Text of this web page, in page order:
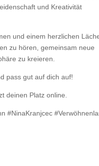
und Kreativität
und einem herzlichen
zu hören, gemeinsam neue
zu kreieren.
pass gut auf dich auf!
deinen Platz online.
#NinaKranjcec